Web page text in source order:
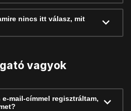
nincs itt válasz, mit
vagyok
mail-címmel regisztráltam,